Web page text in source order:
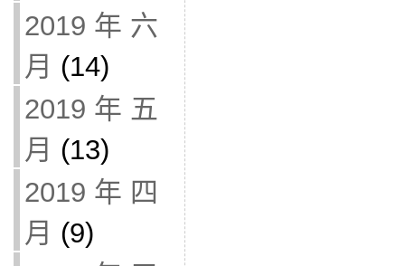
2019 年 六
月 (14)
2019 年 五
月 (13)
2019 年 四
月 (9)